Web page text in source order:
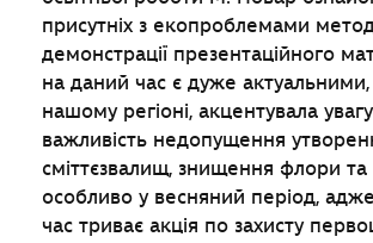
присутніх з екопроблемами
демонстрації презентаційного
на даний час є дуже
нашому регіоні, акцентувала
важливість недопущення
сміттєзвалищ, знищення флори та
особливо у весняний період,
час триває акція по захисту